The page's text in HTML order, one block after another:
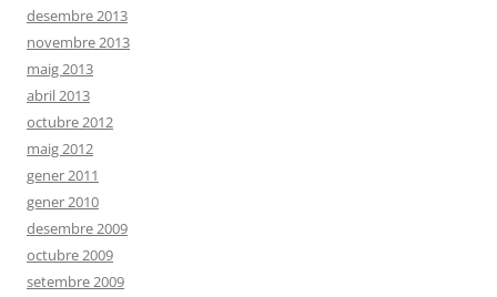
desembre 2013
novembre 2013
maig 2013
abril 2013
octubre 2012
maig 2012
gener 2011
gener 2010
desembre 2009
octubre 2009
setembre 2009